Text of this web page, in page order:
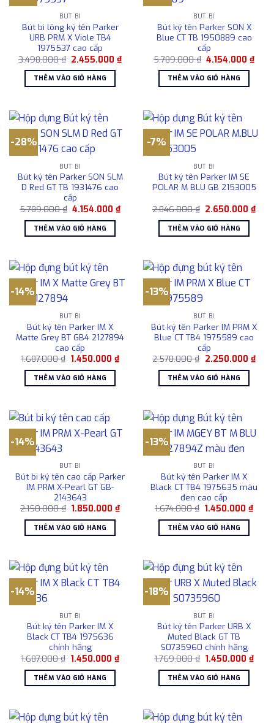
BÚT BI
Bút bi lông ký tên Parker
URB PRM X Viole TB4
1975537 cao cấp
3.498.000₫ Giá
là:
3.498.000 ₫.
2.455.000₫Giá
hiện
2.455.000 ₫.
THÊM VÀO GIỎ HÀNG
BÚT BI
Bút ký tên Parker SON X
Blue CT TB 1950889 cao
cấp
5.789.000₫ Giá
là:
5.789.000 ₫.
4.154.000₫Giá
hiện
THÊM VÀO GIỎ HÀNG
-28%
BÚT BI
Bút ký tên Parker SON SLM
D Red GT TB 1931476 cao
cấp
5.789.000₫ Giá
là:
5.789.000 ₫.
4.154.000₫Giá
hiện
4.154.000 ₫.
THÊM VÀO GIỎ HÀNG
-7%
BÚT BI
Bút ký tên Parker IM SE
POLAR M BLU GB 2153005
2.846.000₫ Giá
là:
2.846.000 ₫.
2.650.000₫Giá
hiện
THÊM VÀO GIỎ HÀNG
-14%
BÚT BI
Bút ký tên Parker IM X
Matte Grey BT GB4 2127894
cao cấp
1.687.000₫ Giá
là:
1.687.000 ₫.
1.450.000₫Giá
hiện
1.450.000 ₫.
THÊM VÀO GIỎ HÀNG
-13%
BÚT BI
Bút ký tên Parker IM PRM X
Blue CT TB4 1975589 cao
cấp
2.578.000₫ Giá
là:
2.578.000 ₫.
2.250.000 ₫Giá
hiện
THÊM VÀO GIỎ HÀNG
-14%
BÚT BI
Bút bi ký tên cao cấp Parker
IM PRM X-Pearl GT GB-
2143643
2.150.000₫ Giá
là:
2.150.000 ₫.
1.850.000₫Giá
THÊM VÀO GIỎ HÀNG
-13%
BÚT BI
Bút ký tên Parker IM X
Black CT TB4 1975635 màu
đen cao cấp
1.674.000₫ Giá
là:
1.674.000 ₫.
1.450.000₫Giá
THÊM VÀO GIỎ HÀNG
-14%
BÚT BI
Bút ký tên Parker IM X
Black CT TB4 1975636
chính hãng
1.687.000₫ Giá
là:
1.687.000 ₫.
1.450.000₫Giá
hiện
1.450.000 ₫.
THÊM VÀO GIỎ HÀNG
-18%
BÚT BI
Bút ký tên Parker URB X
Muted Black GT TB
S0735960 chính hãng
1.769.000₫ Giá
là:
1.769.000 ₫.
1.450.000₫Giá
hiện
THÊM VÀO GIỎ HÀNG